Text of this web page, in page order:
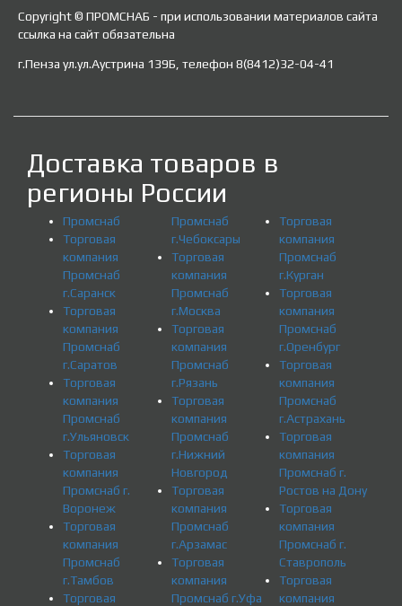
Copyright © ПРОМСНАБ - при использовании материалов сайта
ссылка на сайт обязательна
г.Пенза ул.ул.Аустрина 139Б, телефон 8(8412)32-04-41
Доставка товаров в
регионы России
Промснаб
Торговая
компания
Промснаб
г.Саранск
Торговая
компания
Промснаб
г.Саратов
Торговая
компания
Промснаб
г.Ульяновск
Торговая
компания
Промснаб г.
Воронеж
Торговая
компания
Промснаб
г.Тамбов
Торговая
Промснаб
г.Чебоксары
Торговая
компания
Промснаб
г.Москва
Торговая
компания
Промснаб
г.Рязань
Торговая
компания
Промснаб
г.Нижний
Новгород
Торговая
компания
Промснаб
г.Арзамас
Торговая
компания
Промснаб г.Уфа
Торговая
компания
Промснаб
г.Курган
Торговая
компания
Промснаб
г.Оренбург
Торговая
компания
Промснаб
г.Астрахань
Торговая
компания
Промснаб г.
Ростов на Дону
Торговая
компания
Промснаб г.
Ставрополь
Торговая
компания